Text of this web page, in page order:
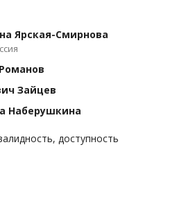
Ярская-Смирнова
Зайцев
Наберушкина
доступность